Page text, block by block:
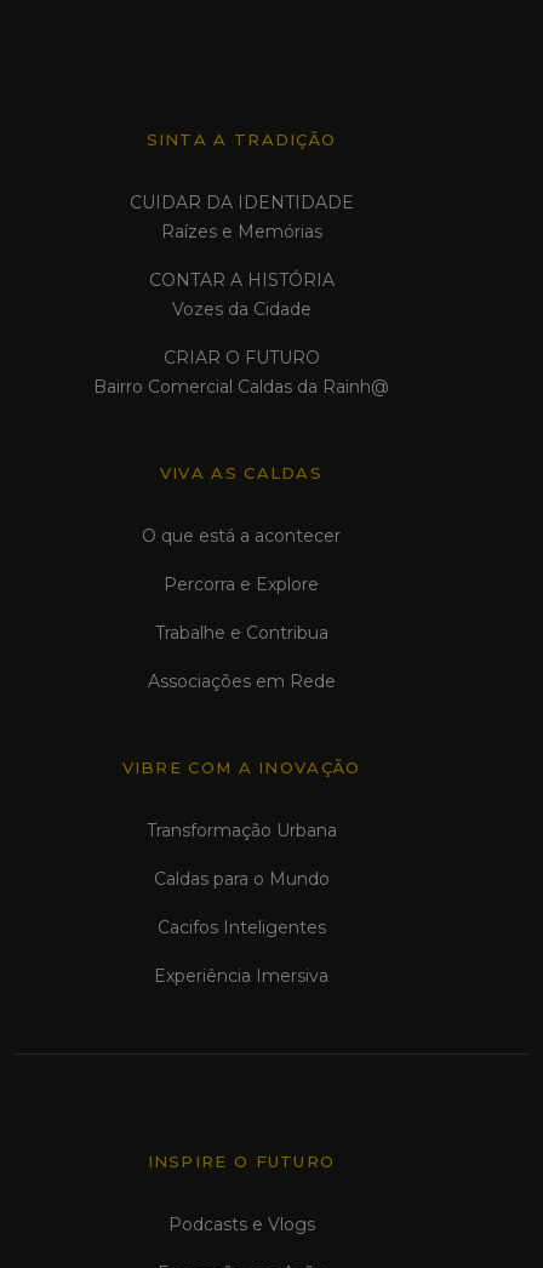
SINTA A TRADIÇÃO
CUIDAR DA IDENTIDADE
Raízes e Memórias
CONTAR A HISTÓRIA
Vozes da Cidade
CRIAR O FUTURO
Bairro Comercial Caldas da Rainh@
VIVA AS CALDAS
O que está a acontecer
Percorra e Explore
Trabalhe e Contribua
Associações em Rede
VIBRE COM A INOVAÇÃO
Transformação Urbana
Caldas para o Mundo
Cacifos Inteligentes
Experiência Imersiva
INSPIRE O FUTURO
Podcasts e Vlogs